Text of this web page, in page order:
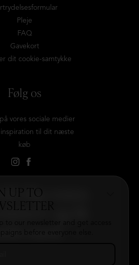
UP TO
Pleje
FAQ
Gavekort
dit cookie-samtykke
Følg os
vores sociale medier
til dit næste
køb
dig vores
og få